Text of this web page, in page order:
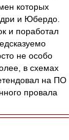
которых
и Юбердо.
и поработал
не особо
в схемах
на ПО
провала